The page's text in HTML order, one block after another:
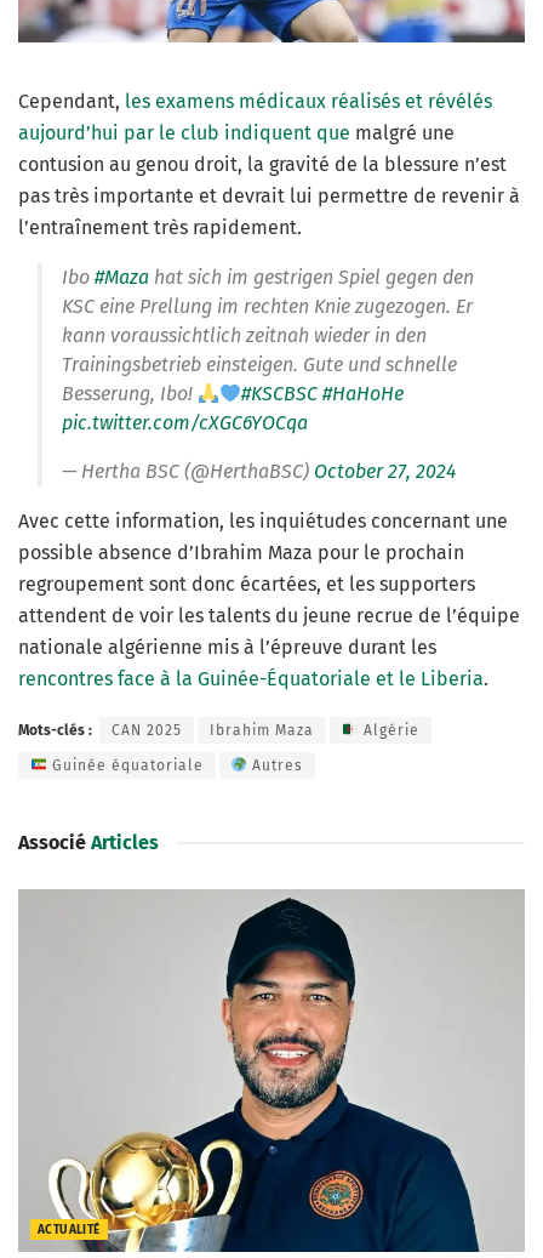
Cependant, les examens médicaux réalisés et révélés
aujourd’hui par le club indiquent que malgré une
contusion au genou droit, la gravité de la blessure n’est
pas très importante et devrait lui permettre de revenir à
l’entraînement très rapidement.
Ibo #Maza hat sich im gestrigen Spiel gegen den
KSC eine Prellung im rechten Knie zugezogen. Er
kann voraussichtlich zeitnah wieder in den
Trainingsbetrieb einsteigen. Gute und schnelle
Besserung, Ibo!
#KSCBSC #HaHoHe
pic.twitter.com/cXGC6YOCqa
— Hertha BSC (@HerthaBSC) October 27, 2024
Avec cette information, les inquiétudes concernant une
possible absence d’Ibrahim Maza pour le prochain
regroupement sont donc écartées, et les supporters
attendent de voir les talents du jeune recrue de l’équipe
nationale algérienne mis à l’épreuve durant les
rencontres face à la Guinée-Équatoriale et le Liberia.
Mots-clés : CAN 2025 Ibrahim Maza Algérie
Guinée équatoriale Autres
Associé Articles
ACTUALITÉ